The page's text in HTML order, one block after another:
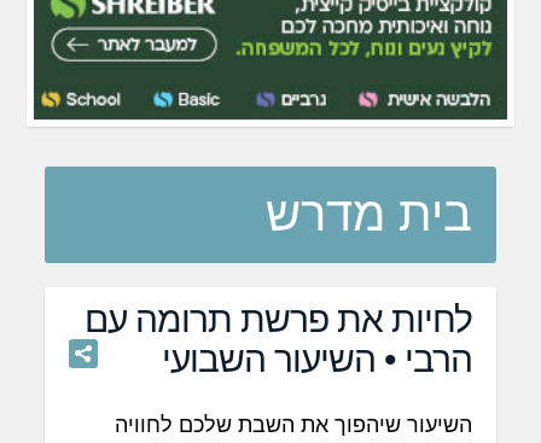
בית מדרש
לחיות את פרשת תרומה עם
הרבי • השיעור השבועי
השיעור שיהפוך את השבת שלכם לחוויה